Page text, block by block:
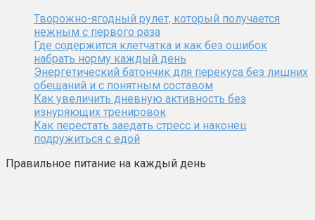
Творожно-ягодный рулет, который получается
нежным с первого раза
Где содержится клетчатка и как без ошибок
набрать норму каждый день
Энергетический батончик для перекуса без лишних
обещаний и с понятным составом
Как увеличить дневную активность без
изнуряющих тренировок
Как перестать заедать стресс и наконец
подружиться с едой
Правильное питание на каждый день